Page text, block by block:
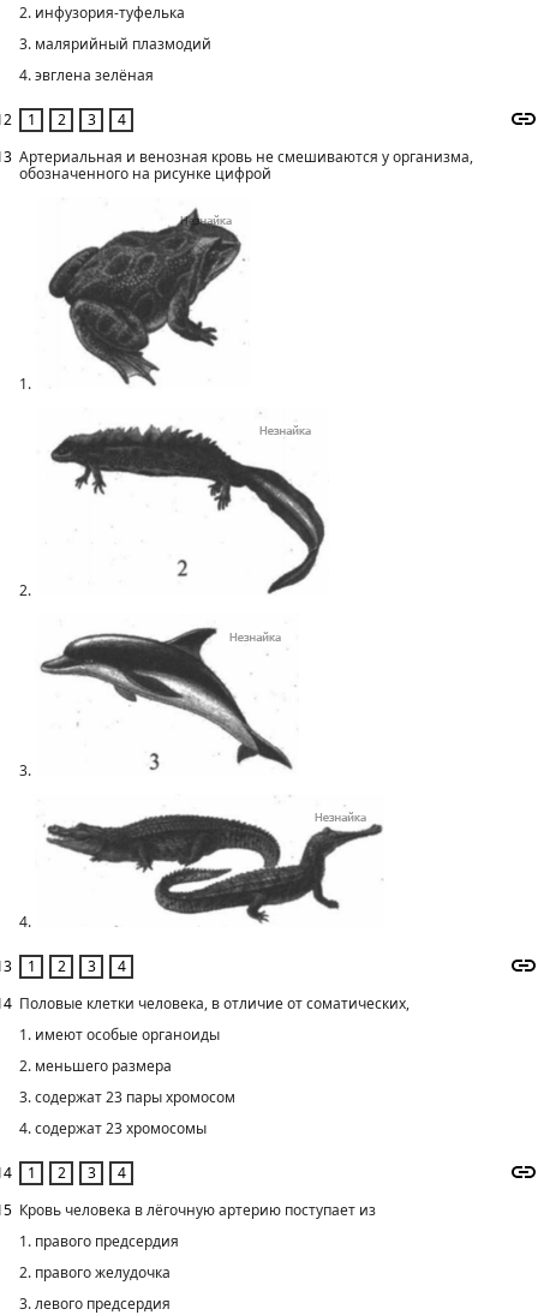
2. инфузория-туфелька
3. малярийный плазмодий
4. эвглена зелёная
Артериальная и венозная кровь не смешиваются у организма,
обозначенного на рисунке цифрой
1.
2.
3.
4.
Половые клетки человека, в отличие от соматических,
1. имеют особые органоиды
2. меньшего размера
3. содержат 23 пары хромосом
4. содержат 23 хромосомы
Кровь человека в лёгочную артерию поступает из
1. правого предсердия
2. правого желудочка
3. левого предсердия